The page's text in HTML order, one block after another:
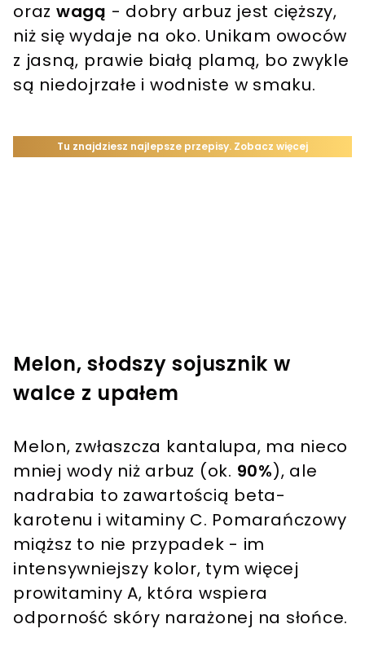
oraz wagą - dobry arbuz jest cięższy,
niż się wydaje na oko. Unikam owoców
z jasną, prawie białą plamą, bo zwykle
są niedojrzałe i wodniste w smaku.
Melon, słodszy sojusznik w
walce z upałem
Melon, zwłaszcza kantalupa, ma nieco
mniej wody niż arbuz (ok. 90%), ale
nadrabia to zawartością beta-
karotenu i witaminy C. Pomarańczowy
miąższ to nie przypadek - im
intensywniejszy kolor, tym więcej
prowitaminy A, która wspiera
odporność skóry narażonej na słońce.